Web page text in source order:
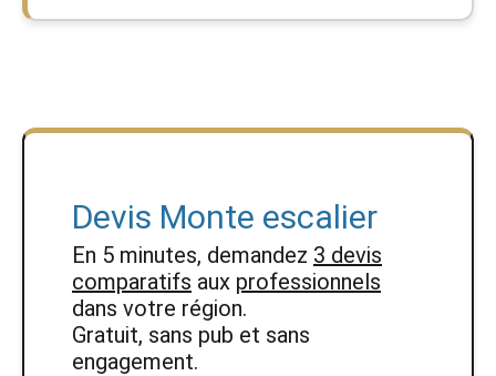
Devis Monte escalier
En 5 minutes, demandez 3 devis
comparatifs aux professionnels
dans votre région.
Gratuit, sans pub et sans
engagement.